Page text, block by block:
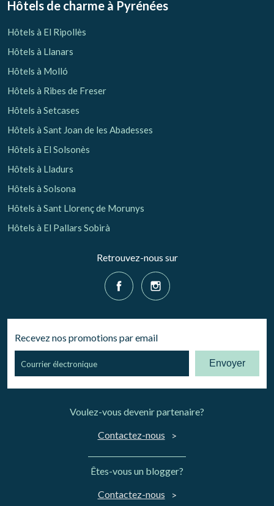
Hôtels de charme à Pyrénées
Hôtels à El Ripollès
Hôtels à Llanars
Hôtels à Molló
Hôtels à Ribes de Freser
Hôtels à Setcases
Hôtels à Sant Joan de les Abadesses
Hôtels à El Solsonès
Hôtels à Lladurs
Hôtels à Solsona
Hôtels à Sant Llorenç de Morunys
Hôtels à El Pallars Sobirà
Retrouvez-nous sur
Recevez nos promotions par email
Envoyer
Voulez-vous devenir partenaire?
Contactez-nous
Êtes-vous un blogger?
Contactez-nous